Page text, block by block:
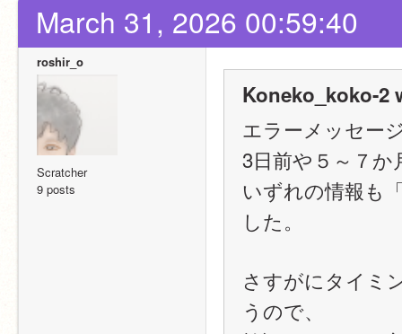
March 31, 2026 00:59:40
roshir_o
Scratcher
9 posts
Koneko_koko-2
エラーメッセー
3日前や５～７
いずれの情報も
した。
さすがにタイミ
うので、